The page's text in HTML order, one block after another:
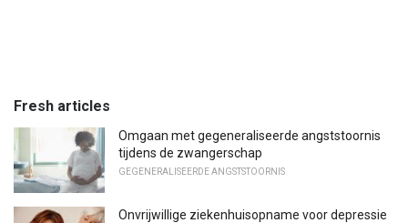
Fresh articles
Omgaan met gegeneraliseerde angststoornis
tijdens de zwangerschap
GEGENERALISEERDE ANGSTSTOORNIS
Onvrijwillige ziekenhuisopname voor depressie